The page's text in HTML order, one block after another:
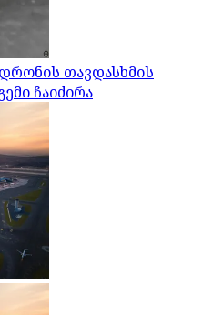
თავდასხმის
ჩაიძირა